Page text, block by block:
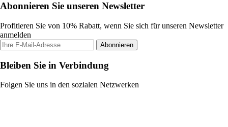
Abonnieren Sie unseren Newsletter
Profitieren Sie von 10% Rabatt, wenn Sie sich für unseren Newsletter
anmelden
Abonnieren
Bleiben Sie in Verbindung
Folgen Sie uns in den sozialen Netzwerken